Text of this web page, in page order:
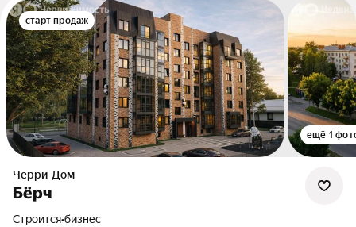
старт продаж
ещё 1
Черри-Дом
Бёрч
Строится•бизнес